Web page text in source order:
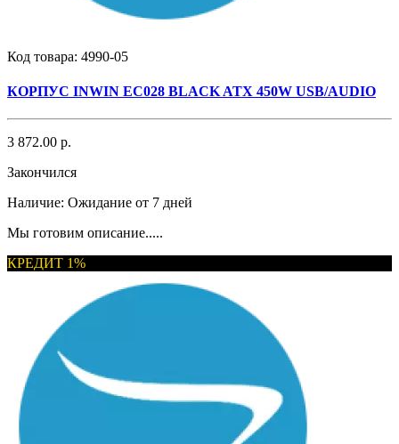
Код товара: 4990-05
КОРПУС INWIN EC028 BLACK ATX 450W USB/AUDIO
3 872.00 р.
Закончился
Наличие: Ожидание от 7 дней
Мы готовим описание.....
КРЕДИТ 1%